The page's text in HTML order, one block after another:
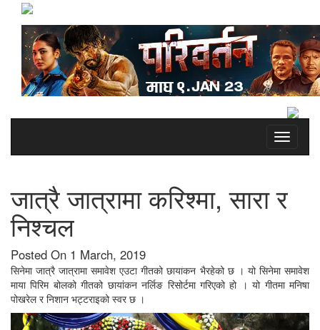
Toggle
जात्रै जात्रामा करिश्मा, सारा र
निश्चल
Posted On 1 March, 2019
सिनेमा जात्रै जात्रामा समावेश एउटा गीतको छायांकन भैरहेको छ । यो सिनेमा समावेश
माया पिरिम बोलको गीतको छायांकन नर्लिङ रिसोर्टमा गरिएको हो । यो गीतमा मनिषा
पोखरेल र निशान भट्टराइको स्वर छ ।